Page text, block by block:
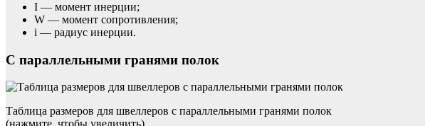
I — момент инерции;
W — момент сопротивления;
i — радиус инерции.
С параллельными гранями полок
Таблица размеров для швеллеров с параллельными гранями полок